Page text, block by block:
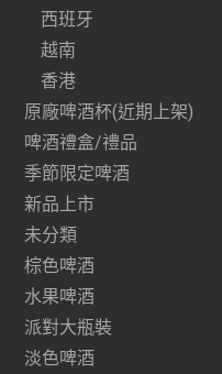
西班牙
越南
香港
原廠啤酒杯(近期上架)
啤酒禮盒/禮品
季節限定啤酒
新品上市
未分類
棕色啤酒
水果啤酒
派對大瓶裝
淡色啤酒